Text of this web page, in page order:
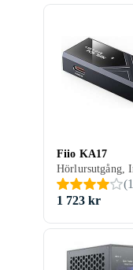
Fiio KA17
(1
1 723 kr